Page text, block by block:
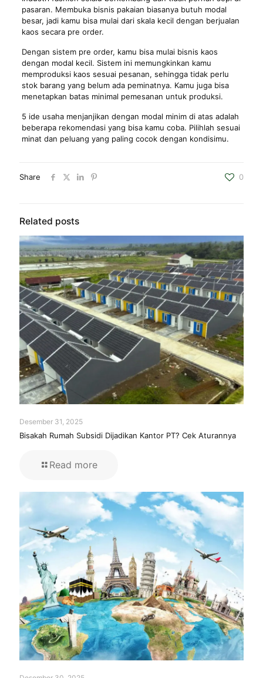
pasaran. Membuka bisnis pakaian biasanya butuh modal
besar, jadi kamu bisa mulai dari skala kecil dengan berjualan
kaos secara pre order.
Dengan sistem pre order, kamu bisa mulai bisnis kaos
dengan modal kecil. Sistem ini memungkinkan kamu
memproduksi kaos sesuai pesanan, sehingga tidak perlu
stok barang yang belum ada peminatnya. Kamu juga bisa
menetapkan batas minimal pemesanan untuk produksi.
5 ide usaha menjanjikan dengan modal minim di atas adalah
beberapa rekomendasi yang bisa kamu coba. Pilihlah sesuai
minat dan peluang yang paling cocok dengan kondisimu.
Share 0
Related posts
Desember 31, 2025
Bisakah Rumah Subsidi Dijadikan Kantor PT? Cek Aturannya
Read more